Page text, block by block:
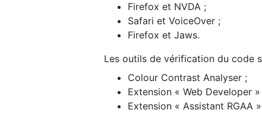
Firefox et NVDA ;
Safari et VoiceOver ;
Firefox et Jaws.
Les outils de vérification du code
Colour Contrast Analyser ;
Extension « Web Developer »
Extension « Assistant RGAA